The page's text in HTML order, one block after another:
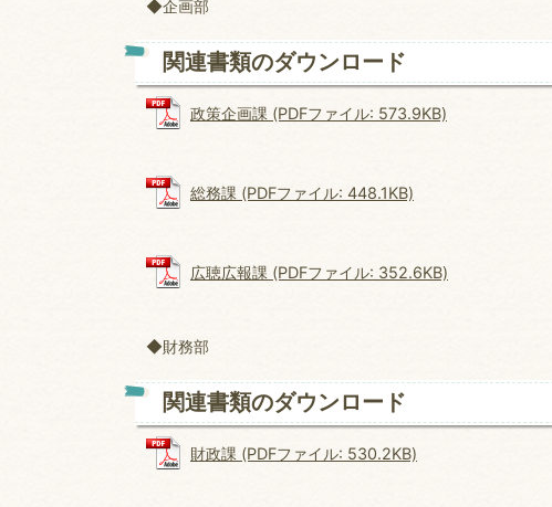
◆企画部
関連書類のダウンロード
政策企画課 (PDFファイル: 573.9KB)
総務課 (PDFファイル: 448.1KB)
広聴広報課 (PDFファイル: 352.6KB)
◆財務部
関連書類のダウンロード
財政課 (PDFファイル: 530.2KB)